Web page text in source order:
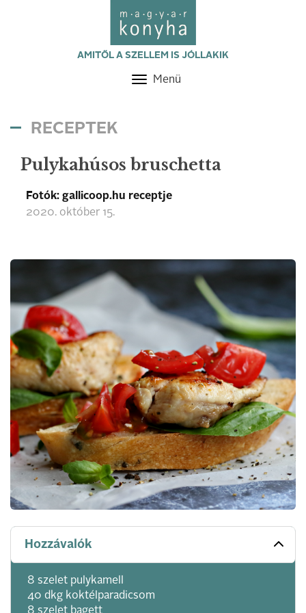
AMITŐL A SZELLEM IS JÓLLAKIK
Toggle
Menü
RECEPTEK
Pulykahúsos bruschetta
Fotók: gallicoop.hu receptje
2020. október 15.
Hozzávalók
8 szelet pulykamell
40 dkg koktélparadicsom